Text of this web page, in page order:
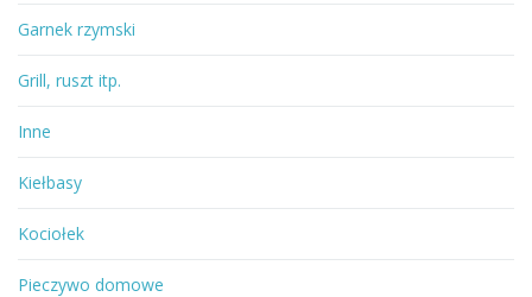
Garnek rzymski
Grill, ruszt itp.
Inne
Kiełbasy
Kociołek
Pieczywo domowe